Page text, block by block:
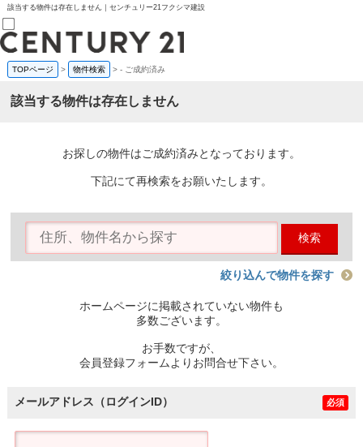
該当する物件は存在しません｜センチュリー21フクシマ建設
売買部
0120-800-844
賃貸部
会員メニュー
物件を探す
購入TOP
条件から探す
住宅ローン控除シミュレータ
TOPページ > 物件検索 >- ご成約済み
該当する物件は存在しません
お探しの物件はご成約済みとなっております。
下記にて再検索をお願いたします。
検索
絞り込んで物件を探す
ホームページに掲載されていない物件も
多数ございます。
お手数ですが、
会員登録フォームよりお問合せ下さい。
メールアドレス（ログインID） 必須